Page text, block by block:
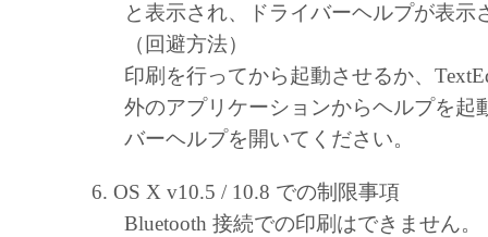
と表示され、ドライバーヘルプが表示
（回避方法）
印刷を行ってから起動させるか、
外のアプリケーションからヘルプを起
バーヘルプを開いてください。
OS X v10.5 / 10.8 での制限事項
Bluetooth 接続での印刷はできません。